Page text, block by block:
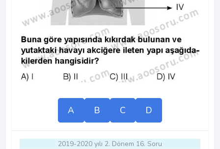
A B C D
2019-2020 yılı 2. Dönem 16. Soru